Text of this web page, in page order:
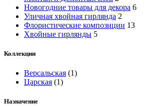
Новогодние товары для декора 6
Уличная хвойная гирлянда 2
Флористические композиции 13
Хвойные гирлянды 5
Коллекции
Версальская (1)
Царская (1)
Назначение